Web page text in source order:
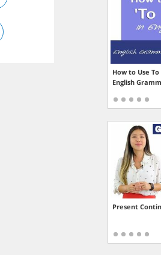
How to Use
English
Present